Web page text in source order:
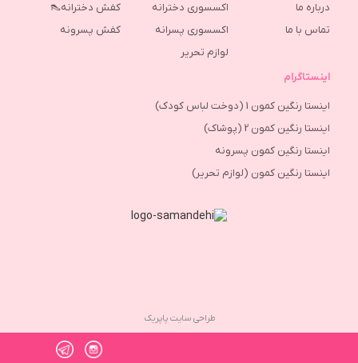
درباره ما
تماس با ما
اکسسوری دخترانه
اکسسوری پسرانه
لوازم تحریر
کفش دخترانه👠
كفش پسرونه
اینستاگرام
اینستا رنگین کمون 1 (دوخت لباس کودک)
اینستا رنگین کمون 2 (پوشاک)
اینستا رنگین کمون پسرونه
اینستا رنگین کمون (لوازم تحریر)
طراحی سایت پاپریک